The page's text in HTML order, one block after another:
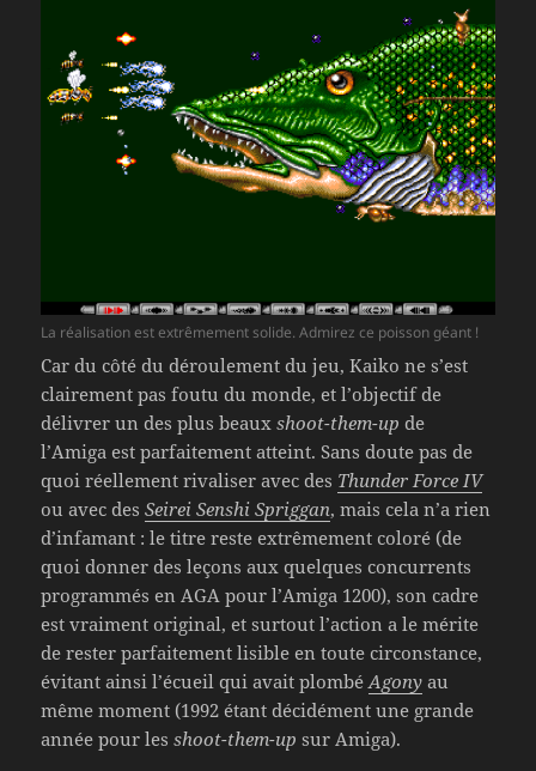
La réalisation est extrêmement solide. Admirez ce poisson géant !
Car du côté du déroulement du jeu, Kaiko ne s’est
clairement pas foutu du monde, et l’objectif de
délivrer un des plus beauxshoot-them-up de
l’Amiga est parfaitement atteint. Sans doute pas de
quoi réellement rivaliser avec des Thunder Force IV
ou avec desSeirei Senshi Spriggan, mais cela n’a rien
d’infamant : le titre reste extrêmement coloré (de
quoi donner des leçons aux quelques concurrents
programmés en AGA pour l’Amiga 1200), son cadre
est vraiment original, et surtout l’action a le mérite
de rester parfaitement lisible en toute circonstance,
évitant ainsi l’écueil qui avait plombéAgony au
même moment (1992 étant décidément une grande
année pour lesshoot-them-up sur Amiga).